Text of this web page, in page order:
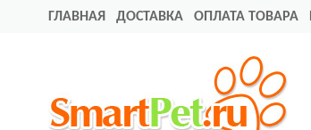
ГЛАВНАЯ ДОСТАВКА ОПЛАТА ТОВАРА